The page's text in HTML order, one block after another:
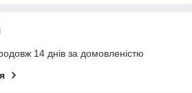
14 днів за домовленістю